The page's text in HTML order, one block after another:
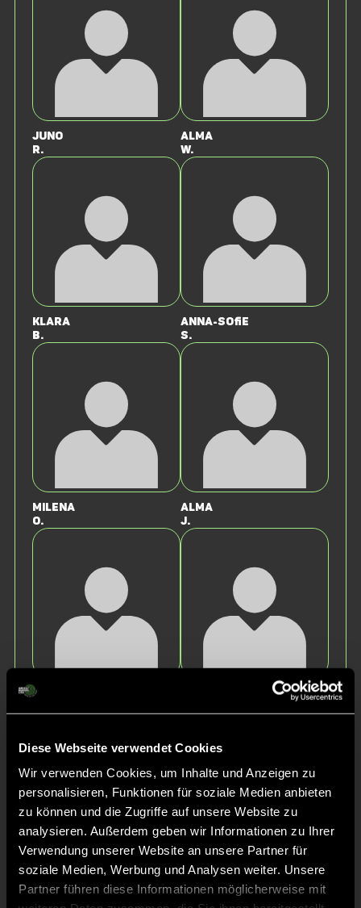
Diese Webseite verwendet Cookies
Wir verwenden Cookies, um Inhalte und Anzeigen zu
personalisieren, Funktionen für soziale Medien anbieten
zu können und die Zugriffe auf unsere Website zu
analysieren. Außerdem geben wir Informationen zu Ihrer
Verwendung unserer Website an unsere Partner für
soziale Medien, Werbung und Analysen weiter. Unsere
Partner führen diese Informationen möglicherweise mit
Juno
R.
Alma
W.
Klara
B.
Anna-Sofie
S.
Milena
O.
Alma
J.
Paulina
Shelly
J.
Charlotte
B.